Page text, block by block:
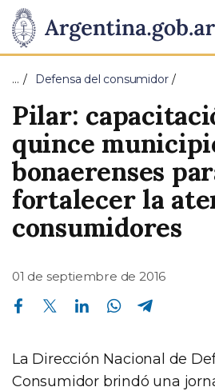
Presidencia
de
la
Nación
Pasar al contenido principal
… Defensa del consumidor
Pilar:
quince
bonaerenses
fortalecer la
consumidores
01 de septiembre de 2016
Compartir en Facebook Compartir en Twitter Compartir en Linkedin Compartir en Whatsapp
La Dirección Nacional de
Consumidor brindó una